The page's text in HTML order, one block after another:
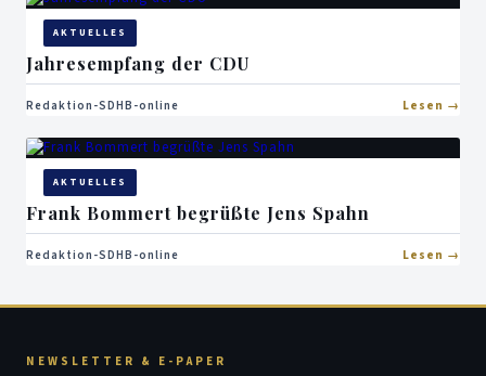
AKTUELLES
Jahresempfang der CDU
Redaktion-SDHB-online Lesen
AKTUELLES
Frank Bommert begrüßte Jens Spahn
Redaktion-SDHB-online Lesen
NEWSLETTER & E-PAPER